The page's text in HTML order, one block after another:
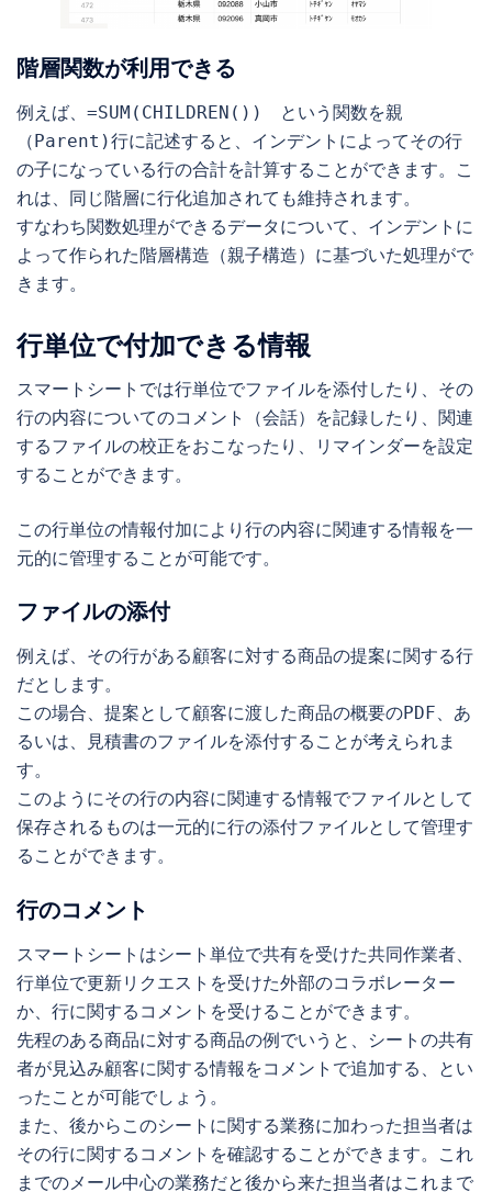
階層関数が利用できる
例えば、=SUM(CHILDREN())　という関数を親
（Parent)行に記述すると、インデントによってその行
の子になっている行の合計を計算することができます。こ
れは、同じ階層に行化追加されても維持されます。
すなわち関数処理ができるデータについて、インデントに
よって作られた階層構造（親子構造）に基づいた処理がで
きます。
行単位で付加できる情報
スマートシートでは行単位でファイルを添付したり、その
行の内容についてのコメント（会話）を記録したり、関連
するファイルの校正をおこなったり、リマインダーを設定
することができます。
この行単位の情報付加により行の内容に関連する情報を一
元的に管理することが可能です。
ファイルの添付
例えば、その行がある顧客に対する商品の提案に関する行
だとします。
この場合、提案として顧客に渡した商品の概要のPDF、あ
るいは、見積書のファイルを添付することが考えられま
す。
このようにその行の内容に関連する情報でファイルとして
保存されるものは一元的に行の添付ファイルとして管理す
ることができます。
行のコメント
スマートシートはシート単位で共有を受けた共同作業者、
行単位で更新リクエストを受けた外部のコラボレーター
か、行に関するコメントを受けることができます。
先程のある商品に対する商品の例でいうと、シートの共有
者が見込み顧客に関する情報をコメントで追加する、とい
ったことが可能でしょう。
また、後からこのシートに関する業務に加わった担当者は
その行に関するコメントを確認することができます。これ
までのメール中心の業務だと後から来た担当者はこれまで